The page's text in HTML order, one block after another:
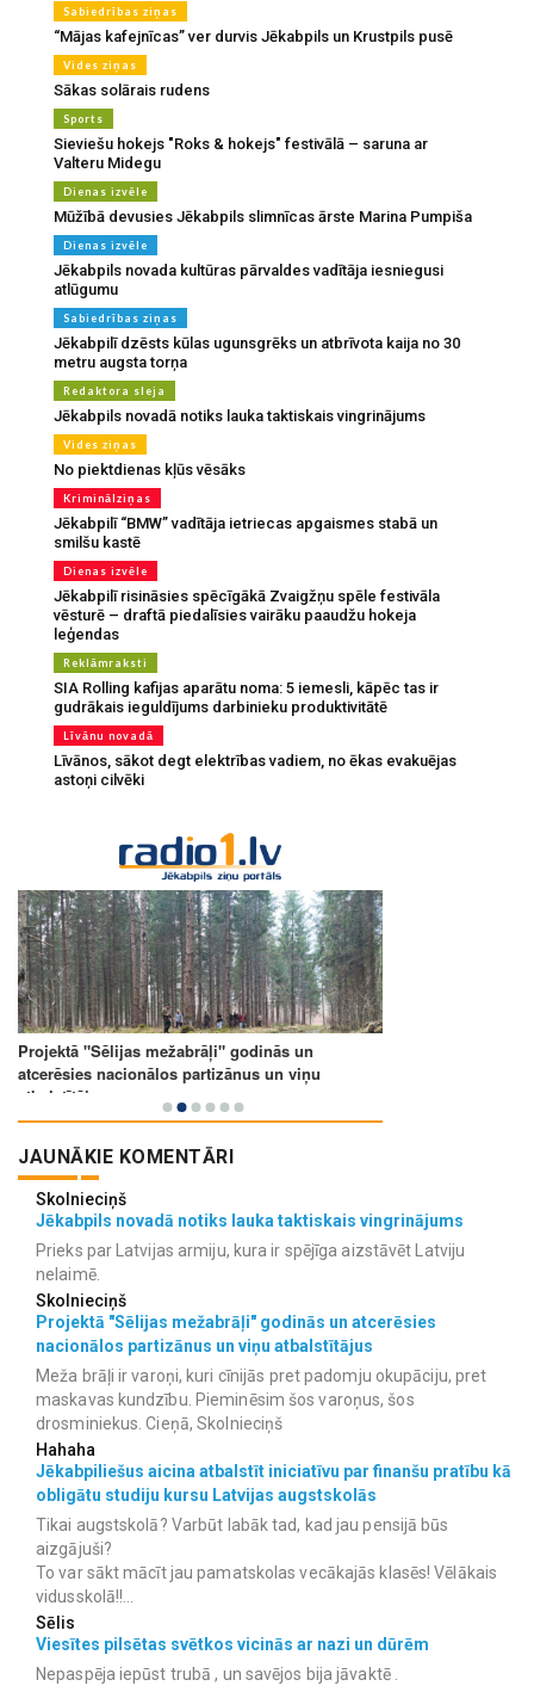
Sabiedrības ziņas
“Mājas kafejnīcas” ver durvis Jēkabpils un Krustpils pusē
Vides ziņas
Sākas solārais rudens
Sports
Sieviešu hokejs "Roks & hokejs" festivālā – saruna ar
Valteru Midegu
Dienas izvēle
Mūžībā devusies Jēkabpils slimnīcas ārste Marina Pumpiša
Dienas izvēle
Jēkabpils novada kultūras pārvaldes vadītāja iesniegusi
atlūgumu
Sabiedrības ziņas
Jēkabpilī dzēsts kūlas ugunsgrēks un atbrīvota kaija no 30
metru augsta torņa
Redaktora sleja
Jēkabpils novadā notiks lauka taktiskais vingrinājums
Vides ziņas
No piektdienas kļūs vēsāks
Kriminālziņas
Jēkabpilī “BMW” vadītāja ietriecas apgaismes stabā un
smilšu kastē
Dienas izvēle
Jēkabpilī risināsies spēcīgākā Zvaigžņu spēle festivāla
vēsturē – draftā piedalīsies vairāku paaudžu hokeja
leģendas
Reklāmraksti
SIA Rolling kafijas aparātu noma: 5 iemesli, kāpēc tas ir
gudrākais ieguldījums darbinieku produktivitātē
Līvānu novadā
Līvānos, sākot degt elektrības vadiem, no ēkas evakuējas
astoņi cilvēki
JAUNĀKIE KOMENTĀRI
Skolnieciņš
Jēkabpils novadā notiks lauka taktiskais vingrinājums
Prieks par Latvijas armiju, kura ir spējīga aizstāvēt Latviju
nelaimē.
Skolnieciņš
Projektā "Sēlijas mežabrāļi" godinās un atcerēsies
nacionālos partizānus un viņu atbalstītājus
Meža brāļi ir varoņi, kuri cīnijās pret padomju okupāciju, pret
maskavas kundzību. Pieminēsim šos varoņus, šos
drosminiekus. Cieņā, Skolnieciņš
Hahaha
Jēkabpiliešus aicina atbalstīt iniciatīvu par finanšu pratību kā
obligātu studiju kursu Latvijas augstskolās
Tikai augstskolā? Varbūt labāk tad, kad jau pensijā būs
aizgājuši?
To var sākt mācīt jau pamatskolas vecākajās klasēs! Vēlākais
vidusskolā!!...
Sēlis
Viesītes pilsētas svētkos vicinās ar nazi un dūrēm
Nepaspēja iepūst trubā , un savējos bija jāvaktē .